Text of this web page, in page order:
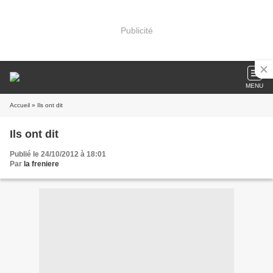
Publicité
MENU
Accueil » Ils ont dit
Ils ont dit
Publié le 24/10/2012 à 18:01
Par la freniere